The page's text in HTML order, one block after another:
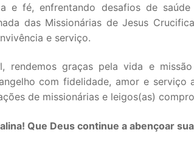
e fé, enfrentando desafios de
das Missionárias de Jesus
e serviço.
rendemos graças pela vida e
com fidelidade, amor e serviço
de missionárias e leigos(as)
Que Deus continue a abençoar